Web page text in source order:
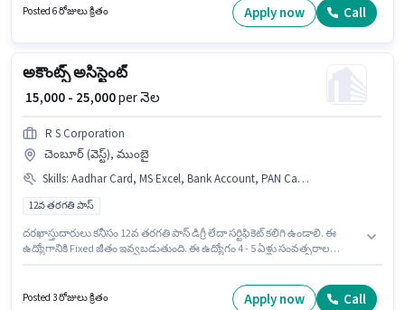
అభ్యర్థి వద్ద Book Keeping, TDS, Taxation - VAT & Sales Tax, Tally, GST, Cash
Flow, MS Excel ఉండాలి. Bridge Comm లో అకౌంటెంట్ విభాగంలో అకౌంట్స్
Posted 6 రోజులు క్రితం Apply now Call
అకౌంట్స్ అసిస్టెంట్
₹ 15,000 - 25,000per నెల
R S Corporation
చెంబూర్ (వెస్ట్), ముంబై
Skills: Aadhar Card, MS Excel, Bank Account, PAN Card, Tally
12వ తరగతి పాస్
దరఖాస్తుదారులు కనీసం 12వ తరగతి పాస్ డిగ్రీ లేదా సర్టిఫికెట్ కలిగి ఉండాలి. ఈ
ఉద్యోగానికి Fixed జీతం ఇవ్వబడుతుంది. ఈ ఉద్యోగం 4 - 5 ఏళ్లు సంవత్సరాల
Card, Bank Account అవసరం. ఈ ఉద్యోగం చెంబూర్ (వెస్ట్), ముంబై లో ఉంది. ఈ
Posted 3 రోజులు క్రితం Apply now Call